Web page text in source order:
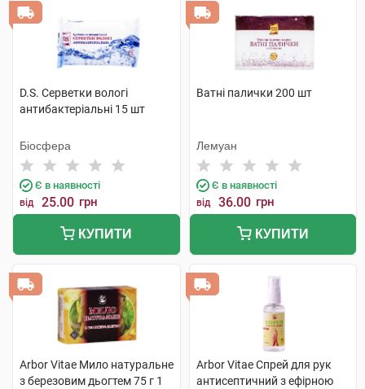
D.S. Серветки вологі
антибактеріальні 15 шт
Біосфера
Є в наявності
від 25.00 грн
КУПИТИ
Ватні палички 200 шт
Лемуан
Є в наявності
від 36.00 грн
КУПИТИ
Arbor Vitae Мило натуральне
з березовим дьогтем 75 г 1
Arbor Vitae Спрей для рук
антисептичний з ефірною